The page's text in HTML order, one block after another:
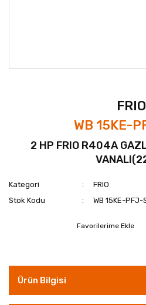
FRIO
WB 15KE-
2 HP FRIO R404A
Kategori
FRIO
Stok Kodu
WB 15KE-PFJ-
Ürün Bilgisi